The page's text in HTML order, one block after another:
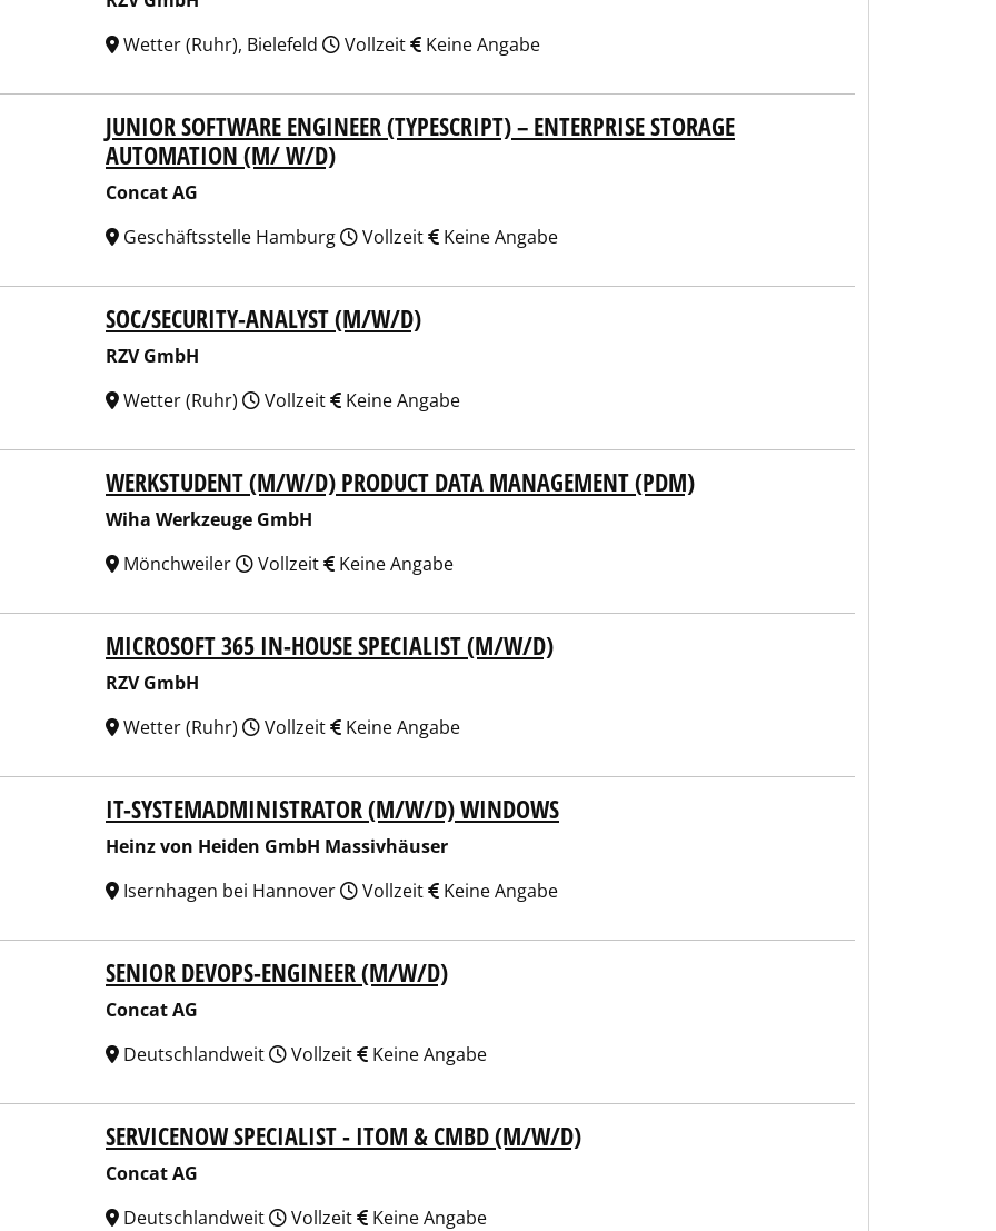
Wetter (Ruhr), Bielefeld
Vollzeit Keine Angabe
JUNIOR SOFTWARE ENGINEER (TYPESCRIPT) – ENTERPRISE STORAGE
AUTOMATION (M/ W/D)
Concat AG
Geschäftsstelle Hamburg
Vollzeit Keine Angabe
SOC/SECURITY-ANALYST (M/W/D)
RZV GmbH
Wetter (Ruhr)
Vollzeit Keine Angabe
Werkzeuge GmbHWERKSTUDENT (M/W/D) PRODUCT DATA MANAGEMENT (PDM)
Wiha Werkzeuge GmbH
Mönchweiler
Vollzeit Keine Angabe
MICROSOFT 365 IN-HOUSE SPECIALIST (M/W/D)
RZV GmbH
Wetter (Ruhr)
Vollzeit Keine Angabe
von Heiden GmbH Massivhäuser
IT-SYSTEMADMINISTRATOR (M/W/D) WINDOWS
Heinz von Heiden GmbH Massivhäuser
Isernhagen bei Hannover
Vollzeit Keine Angabe
SENIOR DEVOPS-ENGINEER (M/W/D)
Concat AG
Deutschlandweit
Vollzeit Keine Angabe
SERVICENOW SPECIALIST - ITOM & CMBD (M/W/D)
Concat AG
Deutschlandweit
Vollzeit Keine Angabe